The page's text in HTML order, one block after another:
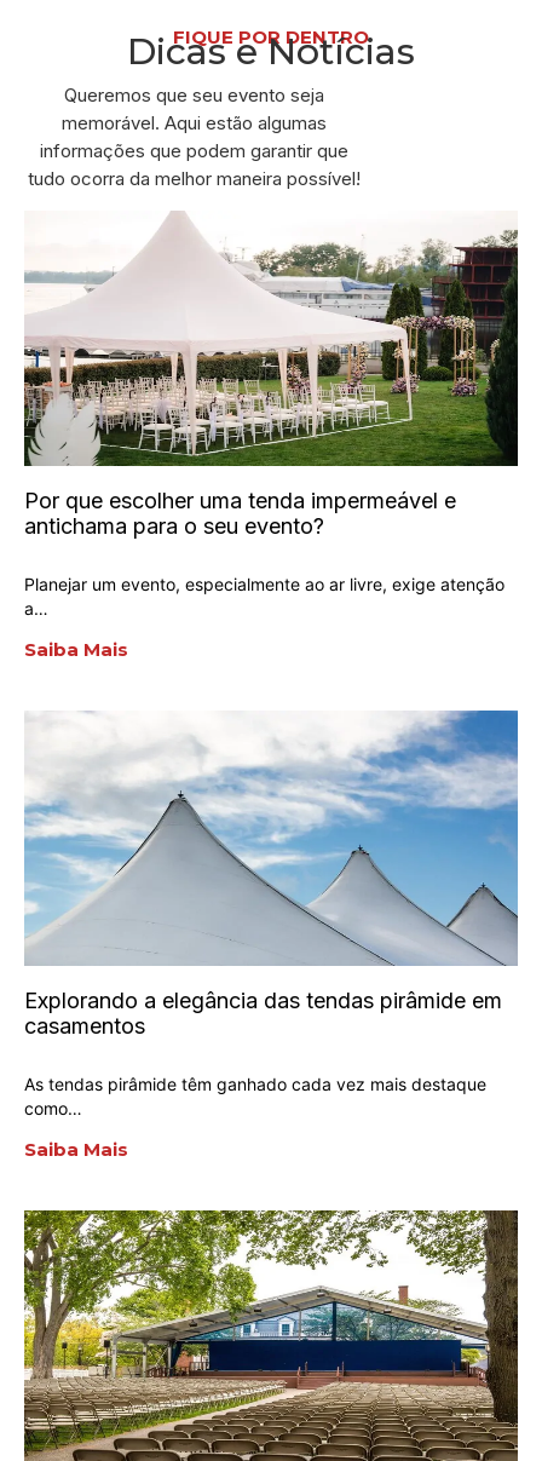
FIQUE POR DENTRO
Dicas e Notícias
Queremos que seu evento seja
memorável. Aqui estão algumas
informações que podem garantir que
tudo ocorra da melhor maneira possível!
Por que escolher uma tenda impermeável e
antichama para o seu evento?
Planejar um evento, especialmente ao ar livre, exige atenção
a…
Saiba Mais
Explorando a elegância das tendas pirâmide em
casamentos
As tendas pirâmide têm ganhado cada vez mais destaque
como…
Saiba Mais